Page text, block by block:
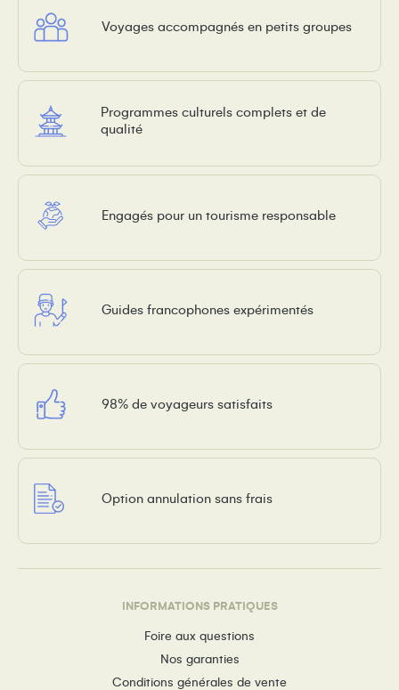
Voyages accompagnés en petits groupes
Programmes culturels complets et de
qualité
Engagés pour un tourisme responsable
Guides francophones expérimentés
98% de voyageurs satisfaits
Option annulation sans frais
INFORMATIONS PRATIQUES
Foire aux questions
Nos garanties
Conditions générales de vente